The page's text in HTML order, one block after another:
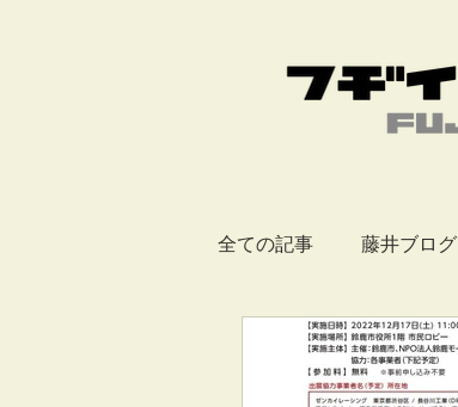
全ての記事 藤井ブログ